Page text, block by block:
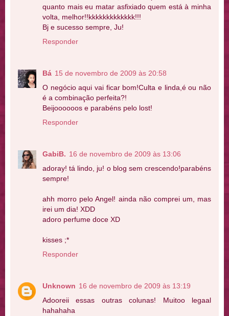
quanto mais eu matar asfixiado quem está à minha
volta, melhor!!kkkkkkkkkkkkk!!!
Bj e sucesso sempre, Ju!
Responder
Bá 15 de novembro de 2009 às 20:58
O negócio aqui vai ficar bom!Culta e linda,é ou não
é a combinação perfeita?!
Beijoooooos e parabéns pelo lost!
Responder
GabiB. 16 de novembro de 2009 às 13:06
adoray! tá lindo, ju! o blog sem crescendo!parabéns
sempre!
ahh morro pelo Angel! ainda não comprei um, mas
irei um dia! XDD
adoro perfume doce XD
kisses ;*
Responder
Unknown 16 de novembro de 2009 às 13:19
Adooreii essas outras colunas! Muitoo legaal
hahahaha